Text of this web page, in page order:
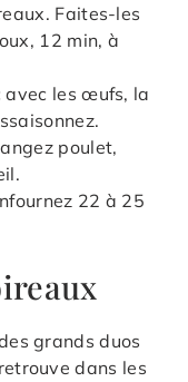
Faites-les
12 min, à
avec les œufs, la
poulet,
22 à 25
grands duos
dans les